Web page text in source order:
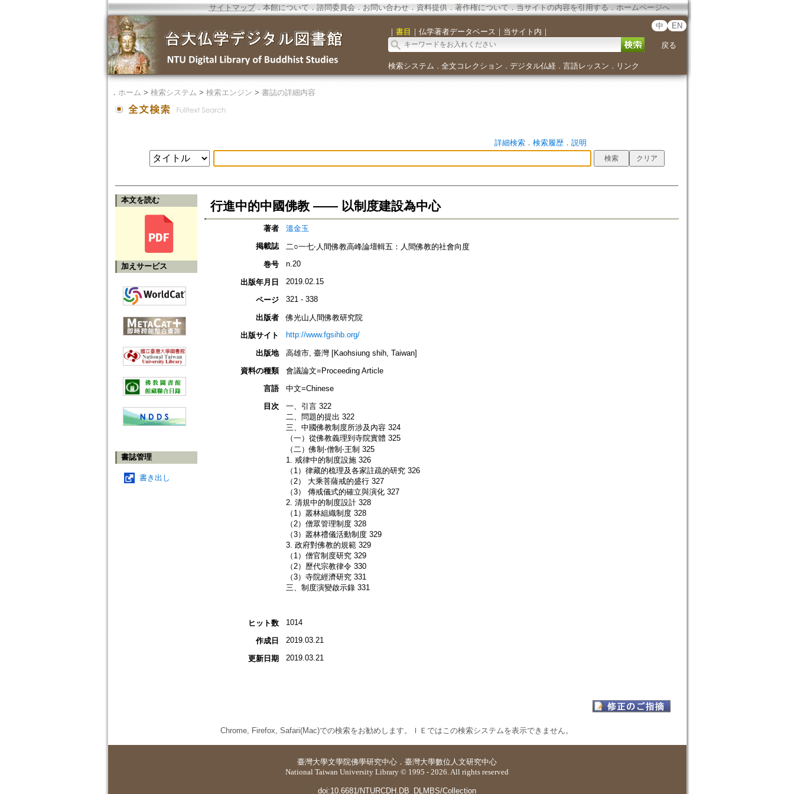
サイトマップ．本館について ． 諮問委員会． お問い合わせ． 資料提供． 著作権について．当サイトの内容を引用する ． ホームページへ
｜ 書目 ｜ 仏学著者データベース ｜ 当サイト内 ｜
中 EN
戻る
検索システム ． 全文コレクション ． デジタル仏経． 言語レッスン ． リンク
． ホーム > 検索システム > 検索エンジン > 書誌の詳細内容
詳細検索． 検索履歴． 説明
本文を読む
加えサービス
書誌管理
書き出し
行進中的中國佛教 —— 以制度建設為中心
著者
溫金玉
掲載誌
二○一七‧人間佛教高峰論壇輯五：人間佛教的社會向度
巻号
n.20
出版年月日 2019.02.15
ページ 321 - 338
出版者
佛光山人間佛教研究院
出版サイト
http://www.fgsihb.org/
出版地
高雄市, 臺灣 [Kaohsiung shih, Taiwan]
資料の種類
會議論文=Proceeding Article
言語
中文=Chinese
目次
一、引言 322
二、問題的提出 322
三、中國佛教制度所涉及內容 324
（一）從佛教義理到寺院實體 325
（二）佛制‧僧制‧王制 325
1. 戒律中的制度設施 326
（1）律藏的梳理及各家註疏的研究 326
（2） 大乘菩薩戒的盛行 327
（3） 傳戒儀式的確立與演化 327
2. 清規中的制度設計 328
（1）叢林組織制度 328
（2）僧眾管理制度 328
（3）叢林禮儀活動制度 329
3. 政府對佛教的規範 329
（1）僧官制度研究 329
（2）歷代宗教律令 330
（3）寺院經濟研究 331
三、制度演變啟示錄 331
ヒット数 1014
作成日 2019.03.21
更新日期 2019.03.21
Chrome, Firefox, Safari(Mac)での検索をお勧めします。ＩＥではこの検索システムを表示できません。
臺灣大學文學院佛學研究中心 ． 臺灣大學數位人文研究中心
National Taiwan University Library © 1995 - 2026. All rights reserved
doi:10.6681/NTURCDH.DB_DLMBS/Collection